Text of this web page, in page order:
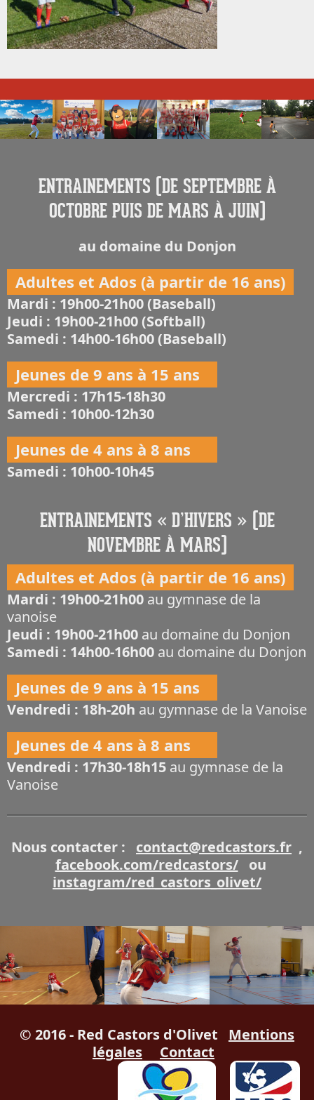
ENTRAINEMENTS (DE SEPTEMBRE À
OCTOBRE PUIS DE MARS À JUIN)
au domaine du Donjon
Adultes et Ados (à partir de 16 ans)
Mardi : 19h00-21h00 (Baseball)
Jeudi : 19h00-21h00 (Softball)
Samedi : 14h00-16h00 (Baseball)
Jeunes de 9 ans à 15 ans
Mercredi : 17h15-18h30
Samedi : 10h00-12h30
Jeunes de 4 ans à 8 ans
Samedi : 10h00-10h45
ENTRAINEMENTS « D’HIVERS » (DE
NOVEMBRE À MARS)
Adultes et Ados (à partir de 16 ans)
Mardi : 19h00-21h00 au gymnase de la
vanoise
Jeudi : 19h00-21h00 au domaine du Donjon
Samedi : 14h00-16h00 au domaine du Donjon
Jeunes de 9 ans à 15 ans
Vendredi : 18h-20h au gymnase de la Vanoise
Jeunes de 4 ans à 8 ans
Vendredi : 17h30-18h15 au gymnase de la
Vanoise
Nous contacter : contact@redcastors.fr ,
facebook.com/redcastors/
ou
instagram/red_castors_olivet/
© 2016 - Red Castors d'Olivet
Mentions
légales
Contact